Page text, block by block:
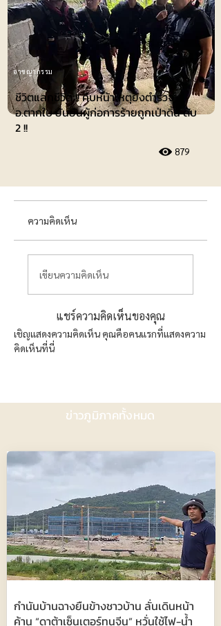
ชีวิตแลกชีวิต !! คืบหน้าเหตุยิงตำรวจ
อ.ตากใบ ยันยันผู้ก่อการร้ายถูกเป่าดิ้น ดับ
2 !!
879
อาชญากรรม
ความคิดเห็น
เขียนความคิดเห็น
แชร์ความคิดเห็นของคุณ
เชิญแสดงความคิดเห็น คุณคือคนแรกที่แสดงความ
คิดเห็นที่นี่
ข่าวภูมิภาคทั้งหมด
กำนันบ้านฉางยืนข้างชาวบ้าน ลั่นเดินหน้า
ค้าน “ดาต้าเซ็นเตอร์ทุนจีน” หวั่นใช้ไฟ-น้ำ